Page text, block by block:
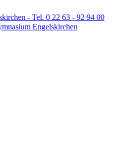
Engelskirchen